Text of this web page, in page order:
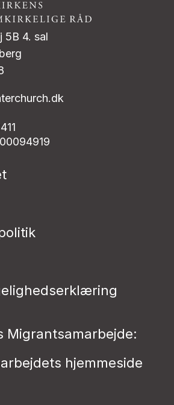
5B 4. sal
Migrantsamarbejde:
hjemmeside